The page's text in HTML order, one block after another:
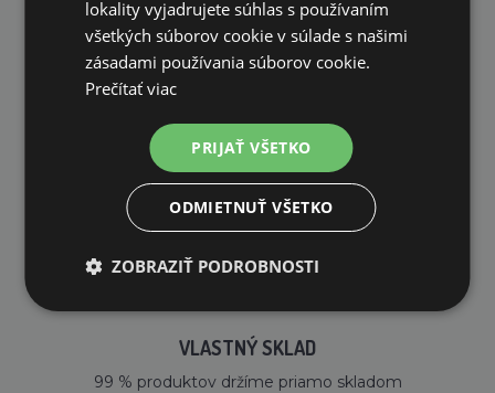
DOPRAVA ZDARMA
na všetky objednávky od 200€ vrátane DPH.
VLASTNÝ SKLAD
99 % produktov držíme priamo skladom
lokality vyjadrujete súhlas s používaním
všetkých súborov cookie v súlade s našimi
zásadami používania súborov cookie.
Prečítať viac
PRIJAŤ VŠETKO
ODMIETNUŤ VŠETKO
ZOBRAZIŤ PODROBNOSTI